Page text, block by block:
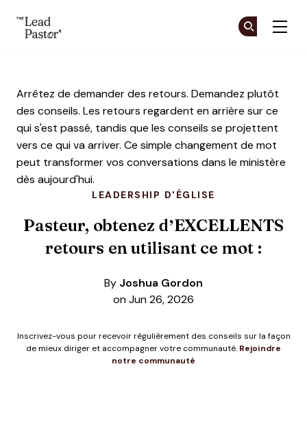
LEADERSHIP D'ÉGLISE
Pasteur, obtenez d’EXCELLENTS
retours en utilisant ce mot :
By Joshua Gordon
on Jun 26, 2026
Inscrivez-vous pour recevoir régulièrement des conseils sur la façon
de mieux diriger et accompagner votre communauté. Rejoindre
notre communauté
Arrêtez de demander des retours. Demandez plutôt
des conseils. Les retours regardent en arrière sur ce
qui s'est passé, tandis que les conseils se projettent
vers ce qui va arriver. Ce simple changement de mot
peut transformer vos conversations dans le ministère
dès aujourd'hui.